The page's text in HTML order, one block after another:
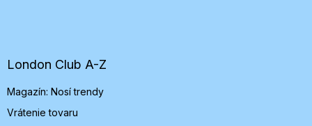
e
London Club A-Z
Magazín: Nosí trendy
Vrátenie tovaru